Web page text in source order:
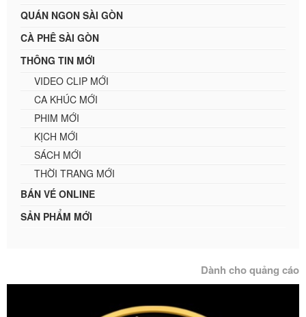
QUÁN NGON SÀI GÒN
CÀ PHÊ SÀI GÒN
THÔNG TIN MỚI
VIDEO CLIP MỚI
CA KHÚC MỚI
PHIM MỚI
KỊCH MỚI
SÁCH MỚI
THỜI TRANG MỚI
BÁN VÉ ONLINE
SẢN PHẨM MỚI
Dành cho quảng cáo